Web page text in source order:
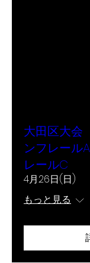
大田区大
ンフレー
レールC
4月26日(日)
もっと見る